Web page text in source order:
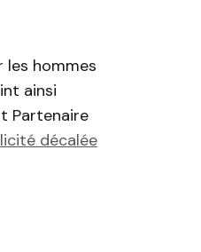
les hommes
ainsi
Partenaire
décalée